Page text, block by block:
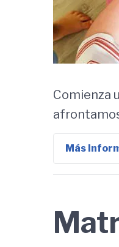
Comienza
Más